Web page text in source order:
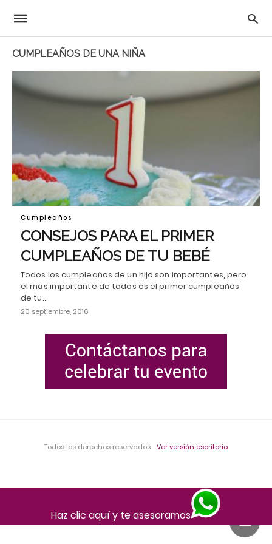
CUMPLEAÑOS DE UNA NIÑA
Cumpleaños
CONSEJOS PARA EL PRIMER
CUMPLEAÑOS DE TU BEBÉ
Todos los cumpleaños de un hijo son importantes, pero
el más importante de todos es el primer cumpleaños
de tu…
20 septiembre, 2016
Todos los derechos reservados Ver versión escritorio
Haz clic aquí y te asesoramos